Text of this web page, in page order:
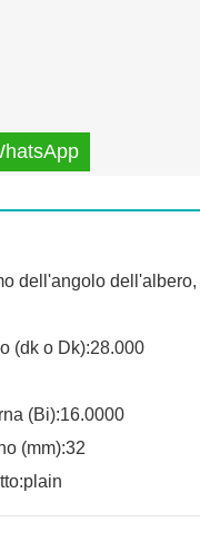
dell'angolo
(dk o Dk):28.000
(Bi):16.0000
(mm):32